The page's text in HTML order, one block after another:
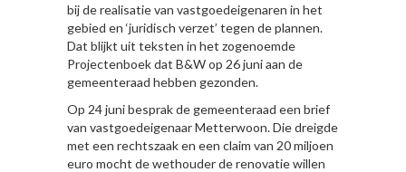
bij de realisatie van vastgoedeigenaren in het
gebied en ‘juridisch verzet’ tegen de plannen.
Dat blijkt uit teksten in het zogenoemde
Projectenboek dat B&W op 26 juni aan de
gemeenteraad hebben gezonden.
Op 24 juni besprak de gemeenteraad een brief
van vastgoedeigenaar Metterwoon. Die dreigde
met een rechtszaak en een claim van 20 miljoen
euro mocht de wethouder de renovatie willen